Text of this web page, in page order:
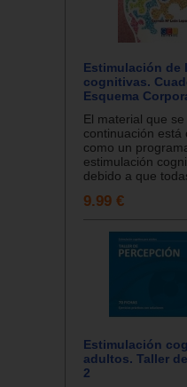
Estimulación de
cognitivas.
Esquema
El material que
continuación está
como un
estimulación
debido a que
9.99 €
Estimulación
adultos. Taller
2